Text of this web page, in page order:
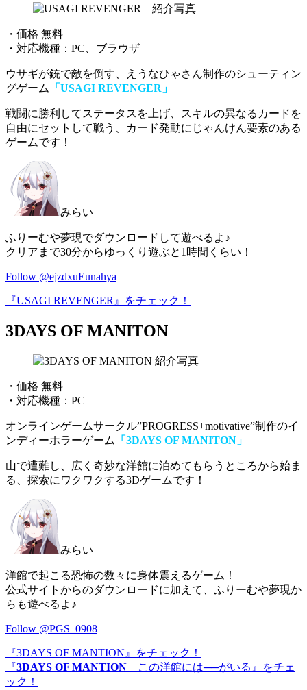
・価格 無料
・対応機種：PC、ブラウザ
ウサギが銃で敵を倒す、えうなひゃさん制作のシューティン
グゲーム 「USAGI REVENGER」
戦闘に勝利してステータスを上げ、スキルの異なるカードを
自由にセットして戦う、
カード発動にじゃんけん要素のある
ゲームです！
みらい
ふりーむや夢現でダウンロードして遊べるよ♪
クリアまで30分からゆっくり遊ぶと1時間くらい！
Follow @ejzdxuEunahya
『USAGI REVENGER』をチェック！
3DAYS OF MANITON
・価格 無料
・対応機種：PC
オンラインゲームサークル”PROGRESS+motivative”制作のイ
ンディーホラーゲーム
「3DAYS OF MANITON」
山で遭難し、広く奇妙な洋館に泊めてもらうところから始ま
る、探索にワクワクする3Dゲームです！
みらい
洋館で起こる恐怖の数々に身体震えるゲーム！
公式サイトからのダウンロードに加えて、ふりーむや夢現か
らも遊べるよ♪
Follow @PGS_0908
『3DAYS OF MANTION』をチェック！
『3DAYS OF MANTION この洋館には──がいる』をチェ
ック！